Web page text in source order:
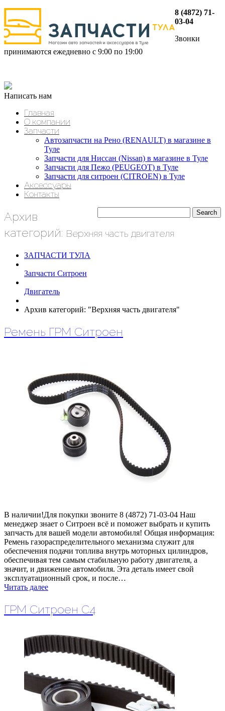
8 (4872) 71-
03-04
Звонки
принимаются ежедневно с 9:00 по 19:00
Написать нам
Главная
О компании
Запчасти
Автозапчасти на Рено (RENAULT) в магазине в
Туле
Запчасти для Ниссан (Nissan) в магазине в Туле
Запчасти для Пежо (PEUGEOT) в Туле
Запчасти для ситроен (CITROEN) в Туле
Аксессуары
Контакты
Архив
категорий: Верхняя часть двигателя
ЗАПЧАСТИ ТУЛА
Запчасти Ситроен
Двигатель
Архив категорий: "Верхняя часть двигателя"
Ремень ГРМ Ситроен
В наличии!Для покупки звоните 8 (4872) 71-03-04 Наш
менеджер знает о Ситроен всё и поможет выбрать и купить
запчасть для вашей модели автомобиля! Общая информация:
Ремень газораспределительного механизма служит для
обеспечения подачи топлива внутрь моторных цилиндров,
обеспечивая тем самым стабильную работу двигателя, а
значит, и движение автомобиля. Эта деталь имеет свой
эксплуатационный срок, и после…
Читать далее
ГРМ Ситроен С4